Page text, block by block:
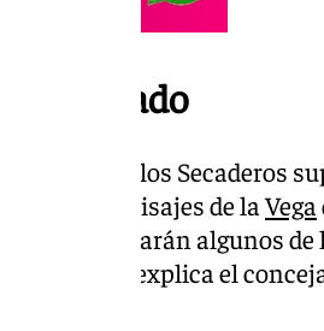
Ruta de los Secaderos
mejores paisajes de laVega
atravesarán algunos
municipio”, explica el